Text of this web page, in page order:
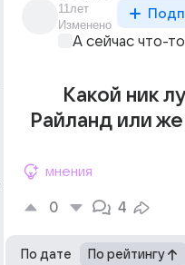
11лет
Изменено
А сейчас что-
Какой ник
Райланд или
мнения
0 4
По дате По рейтингу